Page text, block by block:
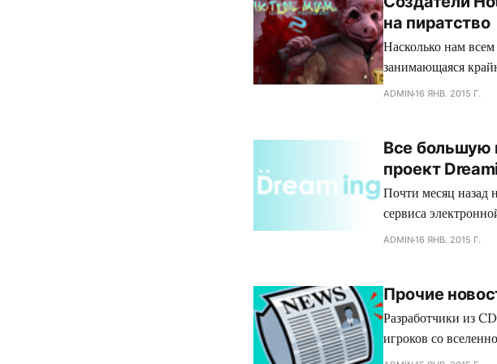
на пиратство
Насколько нам
занимающаяся
производит
зеленного
коллектива
ADMIN16 ЯНВ. 2015 Г.
Все большую
проект
Почти месяц
сервиса
обладающий
головоломку с
ADMIN16 ЯНВ. 2015 Г.
Прочие
Разработчики из
игроков со
есть The Witcher